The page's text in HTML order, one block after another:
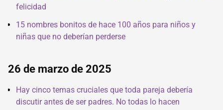
felicidad
15 nombres bonitos de hace 100 años para niños y
niñas que no deberían perderse
26 de marzo de 2025
Hay cinco temas cruciales que toda pareja debería
discutir antes de ser padres. No todas lo hacen